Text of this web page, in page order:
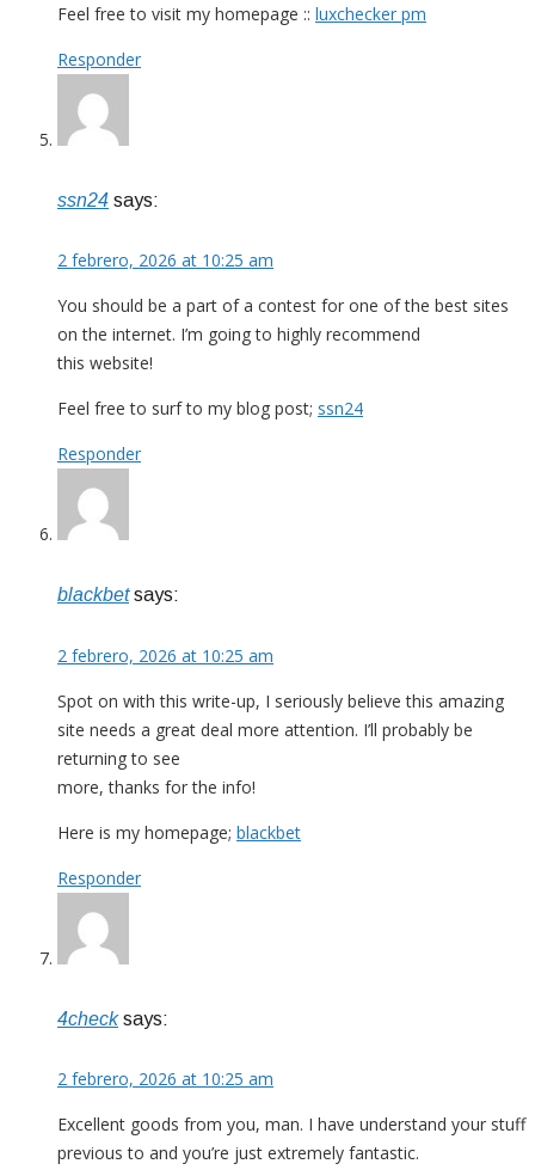
Feel free to visit my homepage :: luxchecker pm
Responder
ssn24 says:
2 febrero, 2026 at 10:25 am
You should be a part of a contest for one of the best sites
on the internet. I’m going to highly recommend
this website!
Feel free to surf to my blog post; ssn24
Responder
blackbet says:
2 febrero, 2026 at 10:25 am
Spot on with this write-up, I seriously believe this amazing
site needs a great deal more attention. I’ll probably be
returning to see
more, thanks for the info!
Here is my homepage; blackbet
Responder
4check says:
2 febrero, 2026 at 10:25 am
Excellent goods from you, man. I have understand your stuff
previous to and you’re just extremely fantastic.